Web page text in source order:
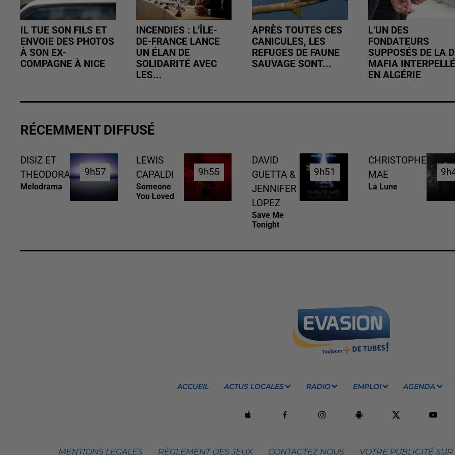
IL TUE SON FILS ET
ENVOIE DES PHOTOS
À SON EX-
COMPAGNE À NICE
INCENDIES : L’ÎLE-
DE-FRANCE LANCE
UN ÉLAN DE
SOLIDARITÉ AVEC
LES...
APRÈS TOUTES CES
CANICULES, LES
REFUGES DE FAUNE
SAUVAGE SONT...
L’UN DES
FONDATEURS
SUPPOSÉS DE LA
MAFIA INTERPELLÉ
EN ALGÉRIE
RÉCEMMENT DIFFUSÉ
DISIZ ET
THEODORA
Melodrama
9h57
9h57
LEWIS
CAPALDI
Someone
You Loved
9h55
9h55
DAVID
GUETTA &
JENNIFER
LOPEZ
Save Me
Tonight
9h51
9h51
CHRISTOPHE
MAE
La Lune
ACCUEIL ACTUS LOCALES RADIO EMPLOI AGENDA
MENTIONS LEGALES RÈGLEMENT DES JEUX CONTACTEZ NOUS VOTRE PUBLICITÉ